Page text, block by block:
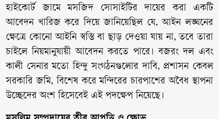
হাইকোর্ট জামে মসজিদ সোসাইটির দায়ের করা একটি
আবেদন খারিজ করে দিয়ে জানিয়েছিল যে, আইন লঙ্ঘনের
ক্ষেত্রে কোনো আইনি স্বস্তি বা ছাড় দেওয়া যায় না, তবে তারা
চাইলে নিয়মানুযায়ী আবেদন করতে পারে। বজরং দল এবং
কালী সেনার মতো হিন্দু সংগঠনগুলোর দাবি, প্রশাসন কেবল
সরকারি জমি, বিশেষ করে মন্দিরের চারপাশের অবৈধ স্থাপনা
উচ্ছেদের অংশ হিসেবেই এই পদক্ষেপ নিয়েছে।